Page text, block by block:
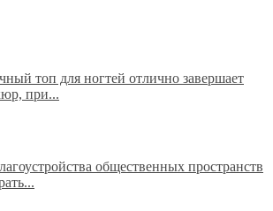
топ для ногтей отлично завершает
при...
общественных пространств